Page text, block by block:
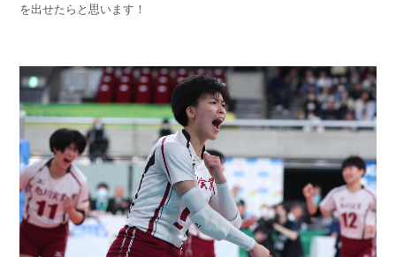
を出せたらと思います！